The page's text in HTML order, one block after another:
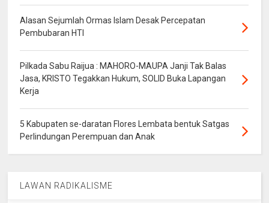
Alasan Sejumlah Ormas Islam Desak Percepatan
Pembubaran HTI
Pilkada Sabu Raijua : MAHORO-MAUPA Janji Tak Balas
Jasa, KRISTO Tegakkan Hukum, SOLID Buka Lapangan
Kerja
5 Kabupaten se-daratan Flores Lembata bentuk Satgas
Perlindungan Perempuan dan Anak
LAWAN RADIKALISME